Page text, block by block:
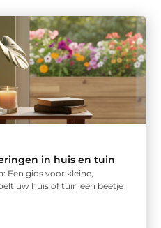
in huis en tuin
Een gids voor kleine,
uw huis of tuin een beetje